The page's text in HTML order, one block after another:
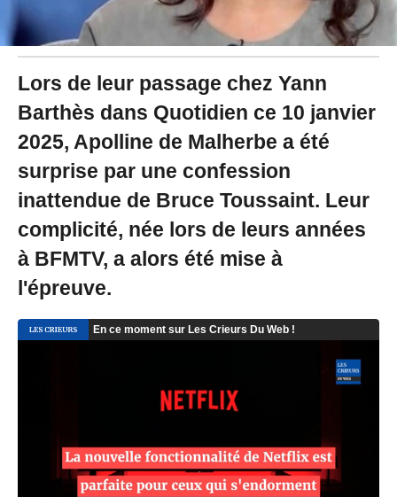
Lors de leur passage chez Yann
Barthès dans Quotidien ce 10 janvier
2025, Apolline de Malherbe a été
surprise par une confession
inattendue de Bruce Toussaint. Leur
complicité, née lors de leurs années
à BFMTV, a alors été mise à
l'épreuve.